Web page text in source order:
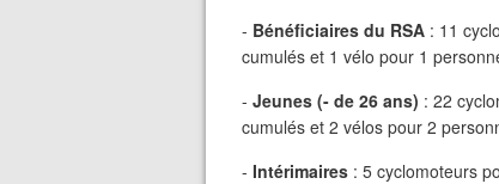
- Bénéficiaires du RSA : 11
cumulés et 1 vélo pour 1
- Jeunes (- de 26 ans) : 22
cumulés et 2 vélos pour 2
- Intérimaires : 5 cyclomoteurs